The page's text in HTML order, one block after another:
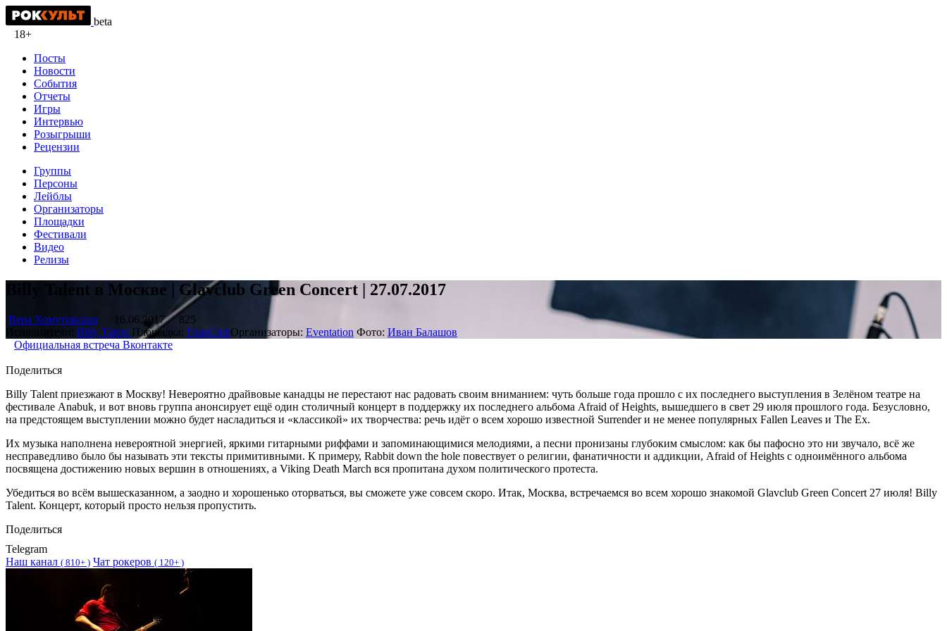
beta
18+
Посты
Новости
События
Отчеты
Игры
Интервью
Розыгрыши
Рецензии
Группы
Персоны
Лейблы
Организаторы
Площадки
Фестивали
Видео
Релизы
Billy Talent в Москве | Glavclub Green Concert | 27.07.2017
Вера Хомутовская 16.06.2017
825
Исполнители: Billy Talent Площадка: ГлавClubОрганизаторы: Eventation Фото: Иван Балашов
Официальная встреча Вконтакте
Поделиться
Billy Talent приезжают в Москву! Невероятно драйвовые канадцы не перестают нас радовать своим вниманием: чуть больше года прошло с их последнего выступления в Зелёном театре на
фестивале Anabuk, и вот вновь группа анонсирует ещё один столичный концерт в поддержку их последнего альбома Afraid of Heights, вышедшего в свет 29 июля прошлого года. Безусловно,
на предстоящем выступлении можно будет насладиться и «классикой» их творчества: речь идёт о всем хорошо известной Surrender и не менее популярных Fallen Leaves и The Ex.
Их музыка наполнена невероятной энергией, яркими гитарными риффами и запоминающимися мелодиями, а песни пронизаны глубоким смыслом: как бы пафосно это ни звучало, всё же
несправедливо было бы называть эти тексты примитивными. К примеру, Rabbit down the hole повествует о религии, фанатичности и аддикции, Afraid of Heights с одноимённого альбома
посвящена достижению новых вершин в отношениях, а Viking Death March вся пропитана духом политического протеста.
Убедиться во всём вышесказанном, а заодно и хорошенько оторваться, вы сможете уже совсем скоро. Итак, Москва, встречаемся во всем хорошо знакомой Glavclub Green Concert 27 июля! Billy
Talent. Концерт, который просто нельзя пропустить.
Поделиться
Telegram
Наш канал ( 810+ ) Чат рокеров ( 120+ )